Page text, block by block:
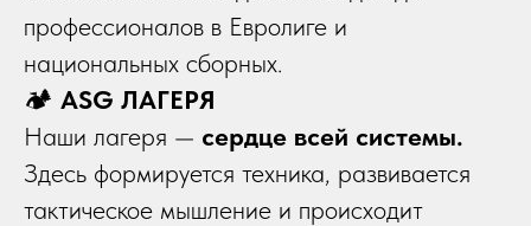
профессионалов в Евролиге и
национальных сборных.
🏕️ ASG ЛАГЕРЯ
Наши лагеря — сердце всей системы.
Здесь формируется техника, развивается
тактическое мышление и происходит